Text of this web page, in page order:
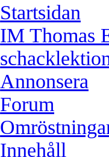
Startsidan
IM Thomas
Annonsera
Forum
Innehåll